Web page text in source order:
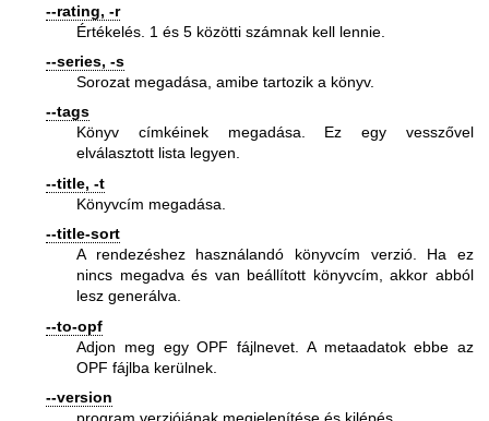
--rating, -r
Értékelés. 1 és 5 közötti számnak kell lennie.
--series, -s
Sorozat megadása, amibe tartozik a könyv.
--tags
Könyv címkéinek megadása. Ez egy vesszővel
elválasztott lista legyen.
--title, -t
Könyvcím megadása.
--title-sort
A rendezéshez használandó könyvcím verzió. Ha ez
nincs megadva és van beállított könyvcím, akkor abból
lesz generálva.
--to-opf
Adjon meg egy OPF fájlnevet. A metaadatok ebbe az
OPF fájlba kerülnek.
--version